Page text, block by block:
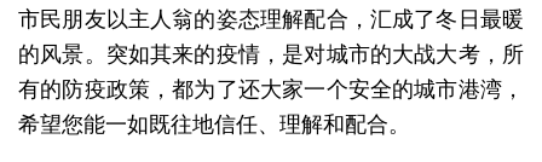
市民朋友以主人翁的姿态理解配合，汇成了冬日最暖
的风景。突如其来的疫情，是对城市的大战大考，所
有的防疫政策，都为了还大家一个安全的城市港湾，
希望您能一如既往地信任、理解和配合。